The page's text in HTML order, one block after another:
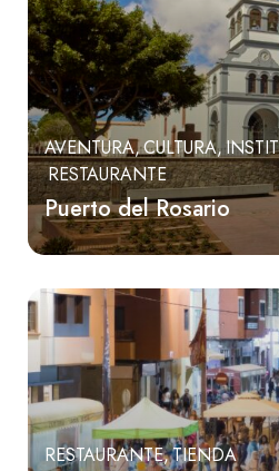
AVENTURA CULTURA
RESTAURANTE
Puerto del Rosario
RESTAURANTE TIENDA